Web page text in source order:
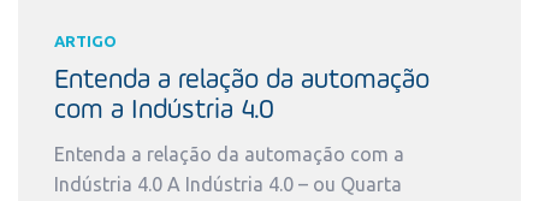
ARTIGO
Entenda a relação da automação
com a Indústria 4.0
Entenda a relação da automação com a
Indústria 4.0 A Indústria 4.0 – ou Quarta